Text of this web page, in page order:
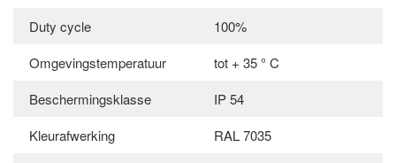
Duty cycle
100%
Omgevingstemperatuur
tot + 35 ° C
Beschermingsklasse
IP 54
Kleurafwerking
RAL 7035